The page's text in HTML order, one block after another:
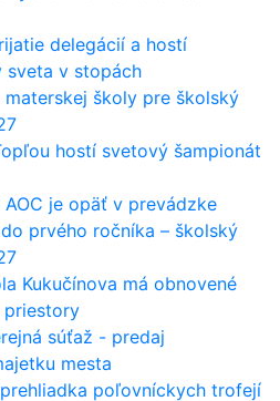
delegácií a hostí
sveta v stopách
školy pre školský
hostí svetový šampionát
AOC je opäť v prevádzke
prvého ročníka – školský
Kukučínova má obnovené
priestory
súťaž - predaj
mesta
poľovníckych trofejí